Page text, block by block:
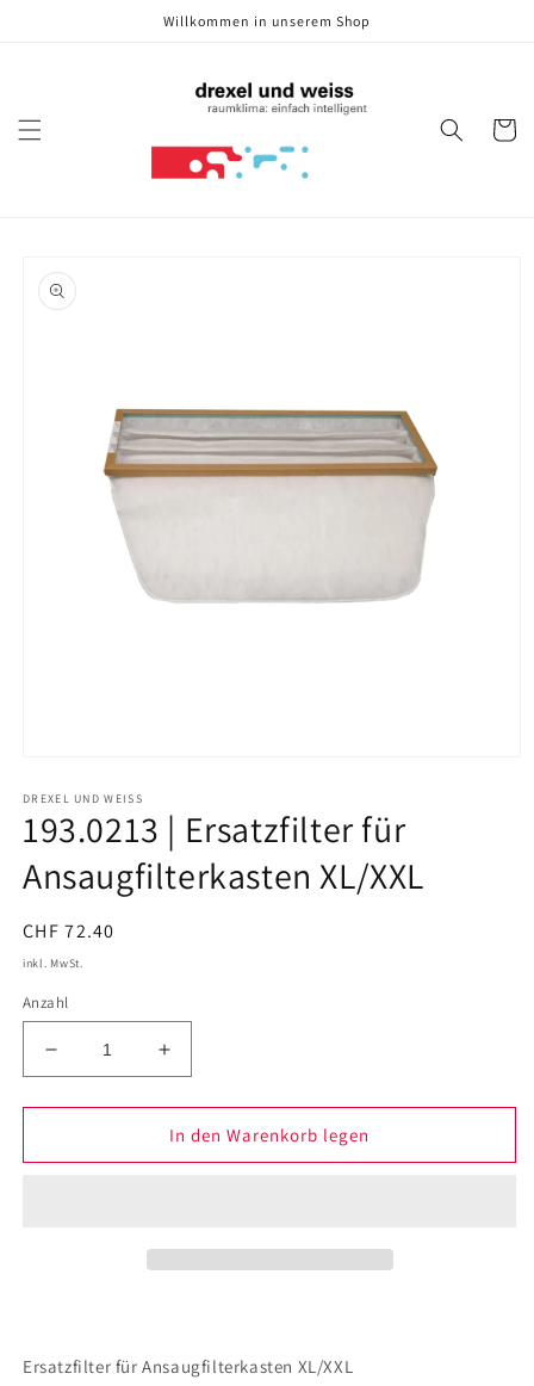
Willkommen in unserem Shop
in
Modal
öffnen
DREXEL UND WEISS
193.0213 | Ersatzfilter für
Ansaugfilterkasten XL/XXL
Normaler
Preis
CHF 72.40
inkl. MwSt.
Anzahl
Verringere
die
Menge
193.0213
Erhöhe
die
Menge
für
193.0213
In den Warenkorb legen
Ersatzfilter für Ansaugfilterkasten XL/XXL